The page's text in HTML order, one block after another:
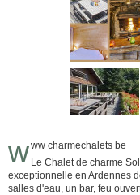
www charmechalets be
Le Chalet de charme
exceptionnelle en Ardennes
salles d'eau, un bar, feu